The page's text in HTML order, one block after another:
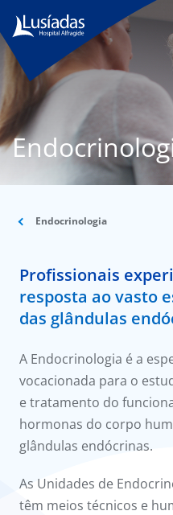
Lusíadas
Hospitais
e
Clínico
Acordos
Endocrinologia
Profissionais
resposta ao vasto
das glândulas
A Endocrinologia é a
vocacionada para o
e tratamento do
hormonas do corpo
glândulas endócrinas.
As Unidades de
têm meios técnicos e